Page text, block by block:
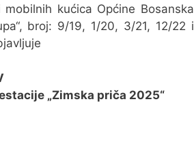
kućica Općine Bosanska
broj: 9/19, 1/20, 3/21, 12/22 i
„Zimska priča 2025“